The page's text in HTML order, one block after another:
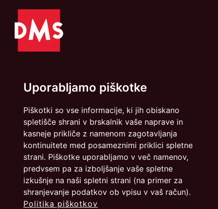
Uporabljamo piškotke
Piškotki so vse informacije, ki jih obiskano
spletišče shrani v brskalnik vaše naprave in
kasneje prikliče z namenom zagotavljanja
kontinuitete med posameznimi priklici spletne
strani. Piškotke uporabljamo v več namenov,
predvsem pa za izboljšanje vaše spletne
izkušnje na naši spletni strani (na primer za
shranjevanje podatkov ob vpisu v vaš račun).
Politika piškotkov
Politika zasebnosti Piškotki
info@dmslo.si
Društvo za marketing Slovenije - DMS | Dimičeva ulica 13 |
1000 Ljubljana
Načrtovanje in izvedba: Vareo